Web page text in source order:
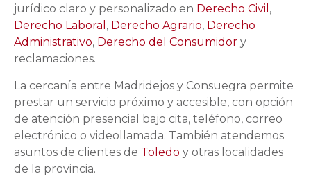
jurídico claro y personalizado en Derecho Civil ,
Derecho Laboral , Derecho Agrario, Derecho
Administrativo, Derecho del Consumidor y
reclamaciones.
La cercanía entre Madridejos y Consuegra permite
prestar un servicio próximo y accesible, con opción
de atención presencial bajo cita, teléfono, correo
electrónico o videollamada. También atendemos
asuntos de clientes de Toledo y otras localidades
de la provincia.